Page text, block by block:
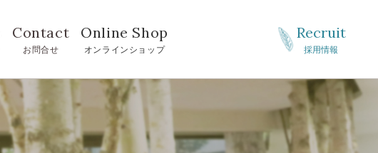
Recruit
採用情報
Contact
お問合せ
Online Shop
オンラインショップ